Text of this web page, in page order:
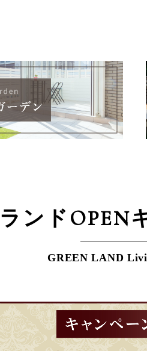
ンドOPEN
GREEN LAND